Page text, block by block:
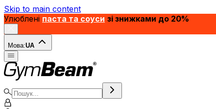
Skip to main content
Улюблені паста та соуси зі знижками до 20%
Мова:UA